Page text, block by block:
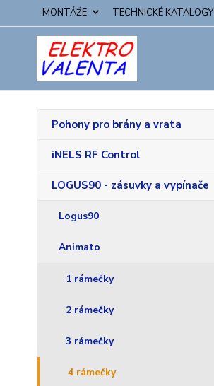
MONTÁŽE TECHNICKÉ KATALOGY
Pohony pro brány a vrata
iNELS RF Control
LOGUS90 - zásuvky a vypínače
Logus90
Animato
1 rámečky
2 rámečky
3 rámečky
4 rámečky